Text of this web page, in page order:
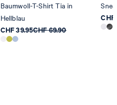
Baumwoll-T-Shirt Tia in
Hellblau
CHF 39.95CHF 69.90
CHF